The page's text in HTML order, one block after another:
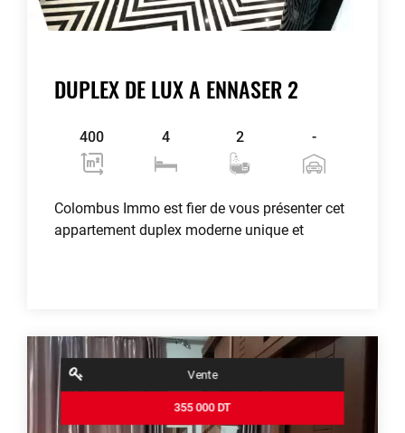
DUPLEX DE LUX A ENNASER 2
400 4 2 -
Colombus Immo est fier de vous présenter cet
appartement duplex moderne unique et
Leaflet
OpenStreetMap
contributors
Vente
355 000 DT